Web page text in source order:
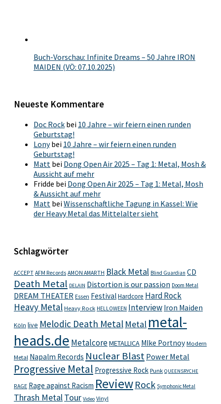
Buch-Vorschau: Infinite Dreams – 50 Jahre IRON
MAIDEN (VÖ: 07.10.2025)
Neueste Kommentare
Doc Rock bei 10 Jahre – wir feiern einen runden
Geburtstag!
Lonybei 10 Jahre – wir feiern einen runden
Geburtstag!
Matt bei Dong Open Air 2025 – Tag 1: Metal, Mosh &
Aussicht auf mehr
Fridde bei Dong Open Air 2025 – Tag 1: Metal, Mosh
& Aussicht auf mehr
Matt beiWissenschaftliche Tagung in Kassel: Wie
der Heavy Metal das Mittelalter sieht
Schlagwörter
ACCEPT AFM Records AMON AMARTH Black Metal Blind Guardian CD
Death Metal DELAIN Distortion is our passion Doom Metal
DREAM THEATER Essen FestivalHardcore Hard Rock
Heavy Metal Heavy Rock HELLOWEEN Interview Iron Maiden
Köln live Melodic Death Metal Metal metal-
heads.de MetalcoreMETALLICA MIke Portnoy Modern
Metal Napalm Records Nuclear Blast Power Metal
Progressive Metal Progressive Rock Punk QUEENSRYCHE
RAGE Rage against Racism Review Rock Symphonic Metal
Thrash MetalTour Video Vinyl